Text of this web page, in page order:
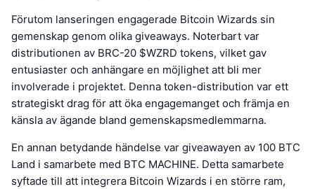
Förutom lanseringen engagerade Bitcoin Wizards sin
gemenskap genom olika giveaways. Noterbart var
distributionen av BRC-20 $WZRD tokens, vilket gav
entusiaster och anhängare en möjlighet att bli mer
involverade i projektet. Denna token-distribution var ett
strategiskt drag för att öka engagemanget och främja en
känsla av ägande bland gemenskapsmedlemmarna.
En annan betydande händelse var giveawayen av 100 BTC
Land i samarbete med BTC MACHINE. Detta samarbete
syftade till att integrera Bitcoin Wizards i en större ram,